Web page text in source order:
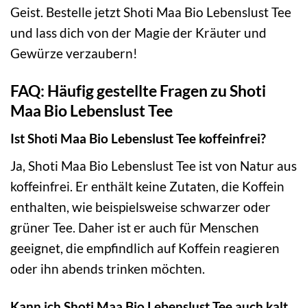
Geist. Bestelle jetzt Shoti Maa Bio Lebenslust Tee
und lass dich von der Magie der Kräuter und
Gewürze verzaubern!
FAQ: Häufig gestellte Fragen zu Shoti
Maa Bio Lebenslust Tee
Ist Shoti Maa Bio Lebenslust Tee koffeinfrei?
Ja, Shoti Maa Bio Lebenslust Tee ist von Natur aus
koffeinfrei. Er enthält keine Zutaten, die Koffein
enthalten, wie beispielsweise schwarzer oder
grüner Tee. Daher ist er auch für Menschen
geeignet, die empfindlich auf Koffein reagieren
oder ihn abends trinken möchten.